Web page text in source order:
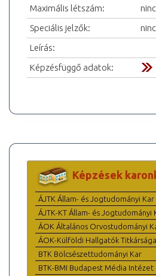
Maximális létszám:
Speciális jelzők:
Leírás:
Képzésfüggő adatok:
Képzések
ÁJTK Állam- és Jogtudományi Kar
ÁJTK-KT Állam- és Jogtudományi
ÁOK Általános Orvostudományi
ÁOK-Külföldi Hallgatók Titkársága
BTK Bölcsészettudományi Kar
BTK-BMI Budapest Média Intézet